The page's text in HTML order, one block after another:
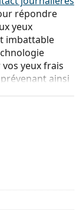
répondre
yeux
imbattable
vos yeux frais
ainsi
ni
pour les
la technologie
hydratant